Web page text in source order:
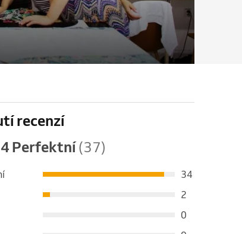
recenzí
Perfektní(37)
34
2
0